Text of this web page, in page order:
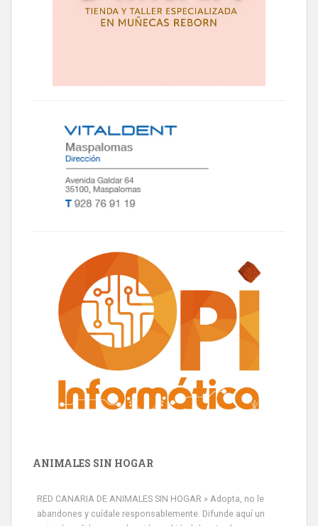
ANIMALES SIN HOGAR
RED CANARIA DE ANIMALES SIN HOGAR » Adopta, no le
abandones y cuídale responsablemente. Difunde aquí un